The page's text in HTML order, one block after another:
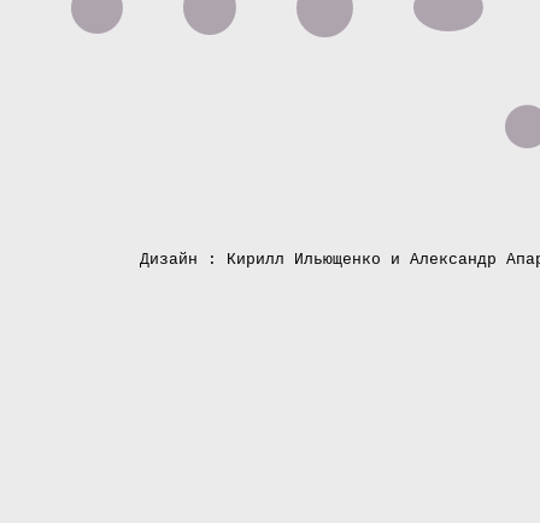
Дизайн : Кирилл Ильющенко и Александр